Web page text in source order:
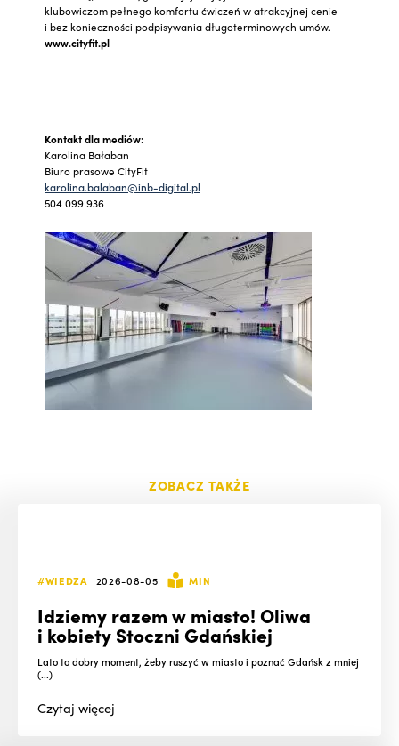
klubowiczom pełnego komfortu ćwiczeń w atrakcyjnej cenie
i bez konieczności podpisywania długoterminowych umów.
www.cityfit.pl
Kontakt dla mediów:
Karolina Bałaban
Biuro prasowe CityFit
karolina.balaban@inb-digital.pl
504 099 936
ZOBACZ TAKŻE
#WIEDZA 2026-08-05 MIN
Idziemy razem w miasto! Oliwa
i kobiety Stoczni Gdańskiej
Lato to dobry moment, żeby ruszyć w miasto i poznać Gdańsk z mniej
(...)
Czytajwięcej